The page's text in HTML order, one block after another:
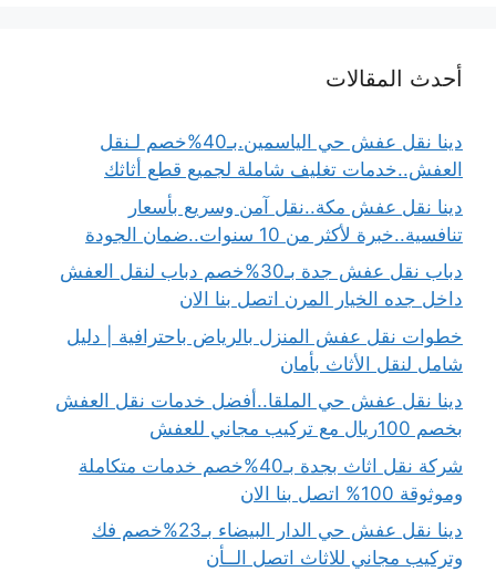
أحدث المقالات
دينا نقل عفش حي الياسمين.بـ40%خصم لـنقل
العفش..خدمات تغليف شاملة لجميع قطع أثاثك
دينا نقل عفش مكة..نقل آمن وسريع بأسعار
تنافسية..خبرة لأكثر من 10 سنوات..ضمان الجودة
دباب نقل عفش جدة بـ30%خصم دباب لنقل العفش
داخل جده الخيار المرن اتصل بنا الان
خطوات نقل عفش المنزل بالرياض باحترافية | دليل
شامل لنقل الأثاث بأمان
دينا نقل عفش حي الملقا..أفضل خدمات نقل العفش
بخصم 100ريال مع تركيب مجاني للعفش
شركة نقل اثاث بجدة بـ40%خصم خدمات متكاملة
وموثوقة 100% اتصل بنا الان
دينا نقل عفش حي الدار البيضاء بـ23%خصم فك
وتركيب مجاني للاثاث اتصل الــأن